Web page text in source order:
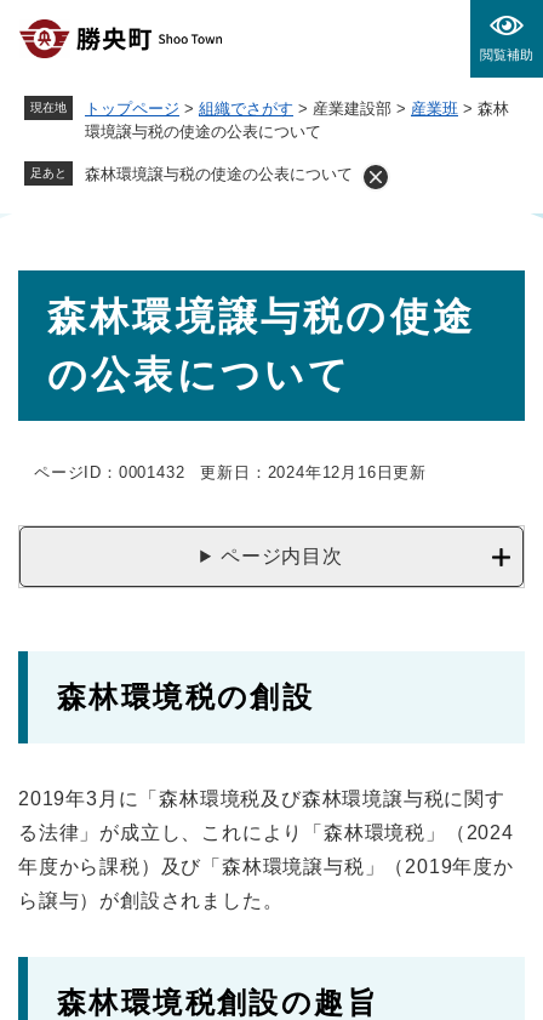
閲覧補助
現在地 トップページ > 組織でさがす > 産業建設部 > 産業班 > 森林
環境譲与税の使途の公表について
足あと 森林環境譲与税の使途の公表について
森林環境譲与税の使途
の公表について
ページID：0001432 更新日：2024年12月16日更新
ページ内目次
森林環境税の創設
2019年3月に「森林環境税及び森林環境譲与税に関す
る法律」が成立し、これにより「森林環境税」（2024
年度から課税）及び「森林環境譲与税」（2019年度か
ら譲与）が創設されました。
森林環境税創設の趣旨